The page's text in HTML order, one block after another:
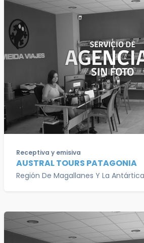
Receptiva y emisiva
AUSTRAL TOURS PATAGONIA
Región De Magallanes Y La